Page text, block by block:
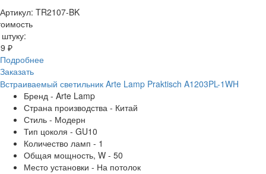
Артикул: TR2107-BK
₽
Подробнее
Заказать
Встраиваемый светильник Arte Lamp Praktisch A1203PL-1WH
Бренд - Arte Lamp
Страна производства - Китай
Стиль - Модерн
Тип цоколя - GU10
Количество ламп - 1
Общая мощность, W - 50
Место установки - На потолок